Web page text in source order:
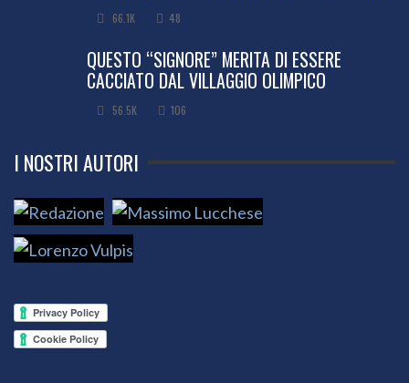
66.1K 48
QUESTO “SIGNORE” MERITA DI ESSERE
CACCIATO DAL VILLAGGIO OLIMPICO
56.5K 106
I NOSTRI AUTORI